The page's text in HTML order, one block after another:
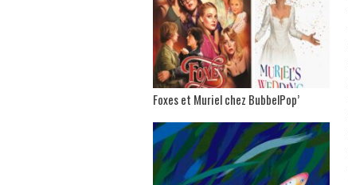
Foxes et Muriel chez BubbelPop’